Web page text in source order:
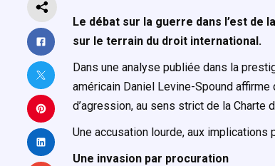
Le débat sur la guerre dans l’est de
sur le terrain du droit international.
Dans une analyse publiée dans la
américain Daniel Levine-Spound affirme
d’agression, au sens strict de la Charte
Une accusation lourde, aux
Une invasion par procuration